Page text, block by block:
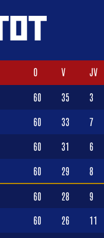
O V JV
60 35 3
60 33 7
60 31 6
60 29 8
60 28 9
60 26 11